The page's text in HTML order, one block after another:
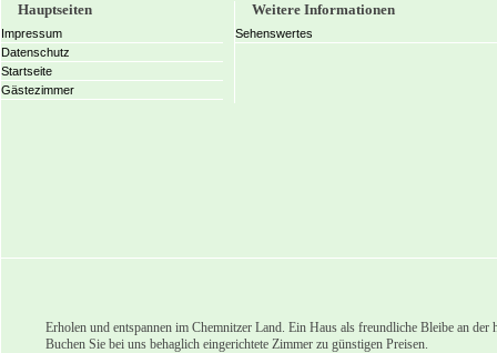
Hauptseiten
Impressum
Datenschutz
Startseite
Gästezimmer
Weitere Informationen
Sehenswertes
Erholen und entspannen im Chemnitzer Land. Ein Haus als freundliche Bleibe an
Buchen Sie bei uns behaglich eingerichtete Zimmer zu günstigen Preisen.